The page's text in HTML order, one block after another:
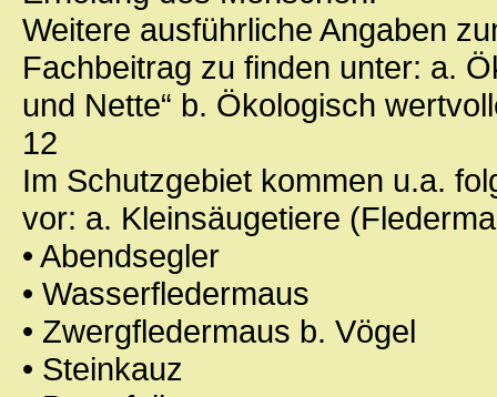
Weitere ausführliche Angaben
Fachbeitrag zu finden unter: a.
und Nette“ b. Ökologisch
12
Im Schutzgebiet kommen u.a.
vor: a. Kleinsäugetiere
• Abendsegler
• Wasserfledermaus
• Zwergfledermaus b. Vögel
• Steinkauz